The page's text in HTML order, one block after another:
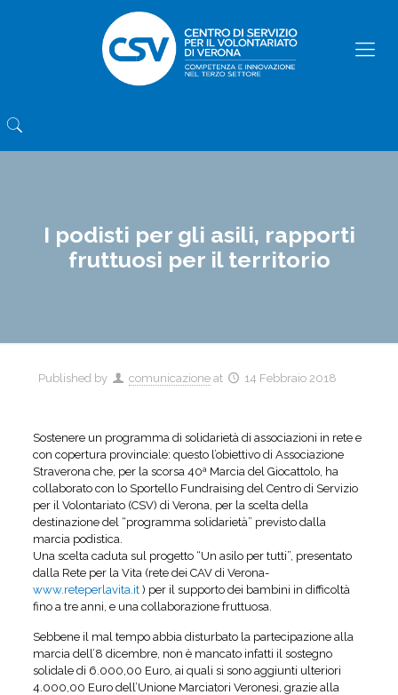
I podisti per gli asili, rapporti
fruttuosi per il territorio
Published by comunicazione at 14 Febbraio 2018
Sostenere un programma di solidarietà di associazioni in rete e
con copertura provinciale: questo l’obiettivo di Associazione
Straverona che, per la scorsa 40ª Marcia del Giocattolo, ha
collaborato con lo Sportello Fundraising del Centro di Servizio
per il Volontariato (CSV) di Verona, per la scelta della
destinazione del “programma solidarietà” previsto dalla
marcia podistica.
Una scelta caduta sul progetto “Un asilo per tutti”, presentato
dalla Rete per la Vita (rete dei CAV di Verona-
www.reteperlavita.it) per il supporto dei bambini in difficoltà
fino a tre anni, e una collaborazione fruttuosa.
Sebbene il mal tempo abbia disturbato la partecipazione alla
marcia dell’8 dicembre, non è mancato infatti il sostegno
solidale di 6.000,00 Euro, ai quali si sono aggiunti ulteriori
4.000,00 Euro dell’Unione Marciatori Veronesi, grazie alla